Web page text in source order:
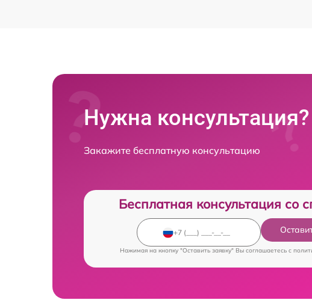
Нужна консультация?
Закажите бесплатную консультацию
Бесплатная консультация со
Нажимая на кнопку "Оставить заявку" Вы соглашаетесь c